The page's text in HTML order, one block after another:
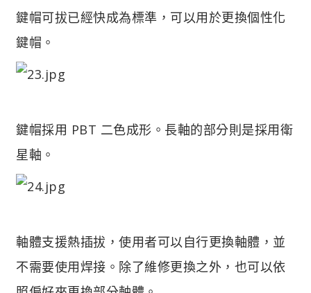
鍵帽可拔已經快成為標準，可以用於更換個性化
鍵帽。
鍵帽採用 PBT 二色成形。長軸的部分則是採用衛
星軸。
軸體支援熱插拔，使用者可以自行更換軸體，並
不需要使用焊接。除了維修更換之外，也可以依